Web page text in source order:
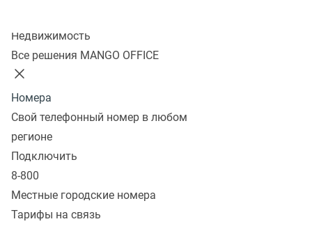
Недвижимость
Все решения MANGO OFFICE
Номера
Свой телефонный номер в любом
регионе
Подключить
8-800
Местные городские номера
Тарифы на связь
В избранном 0 товаров
Сбросить
Популярные
Популярные
С высоким рейтингом
Цена, руб.:
Перейти в
избранное
сравнение
ТС-100
1